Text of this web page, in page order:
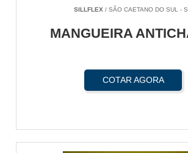
SILLFLEX / SÃO CAETANO DO SUL -
MANGUEIRA
COTAR AGORA